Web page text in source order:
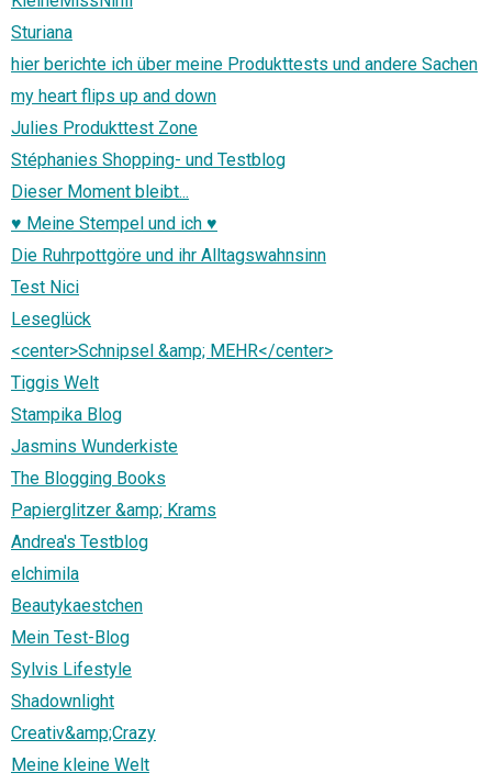
Sturiana
hier berichte ich über meine Produkttests und andere Sachen
my heart flips up and down
Julies Produkttest Zone
Stéphanies Shopping- und Testblog
Dieser Moment bleibt...
♥ Meine Stempel und ich ♥
Die Ruhrpottgöre und ihr Alltagswahnsinn
Test Nici
Leseglück
<center>Schnipsel &amp; MEHR</center>
Tiggis Welt
Stampika Blog
Jasmins Wunderkiste
The Blogging Books
Papierglitzer &amp; Krams
Andrea's Testblog
elchimila
Beautykaestchen
Mein Test-Blog
Sylvis Lifestyle
Shadownlight
Creativ&amp;Crazy
Meine kleine Welt